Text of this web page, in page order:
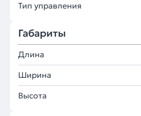
Тип управления
Габариты
Длина
Ширина
Высота